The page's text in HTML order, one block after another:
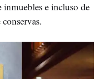
inmuebles e incluso de